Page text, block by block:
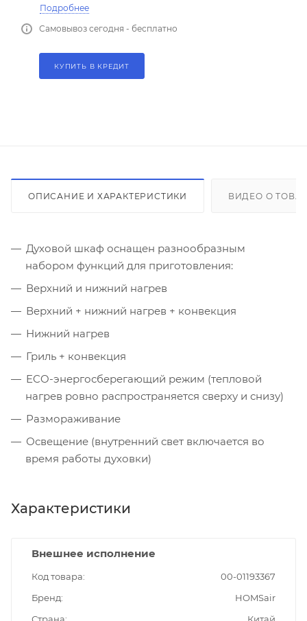
Подробнее
Самовывоз сегодня - бесплатно
КУПИТЬ В КРЕДИТ
ОПИСАНИЕ И ХАРАКТЕРИСТИКИ ВИДЕО О
Духовой шкаф оснащен разнообразным
набором функций для приготовления:
Верхний и нижний нагрев
Верхний + нижний нагрев + конвекция
Нижний нагрев
Гриль + конвекция
ECO-энергосберегающий режим (тепловой
нагрев ровно распространяется сверху и снизу)
Размораживание
Освещение (внутренний свет включается во
время работы духовки)
Характеристики
Внешнее исполнение
Код товара
00-01193367
Бренд
HOMSair